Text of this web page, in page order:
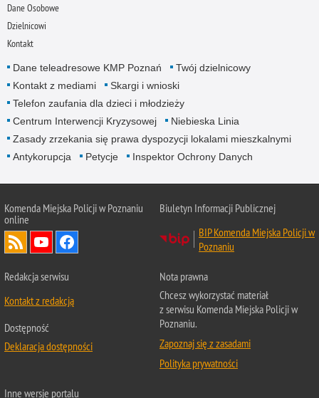
Dane Osobowe
Dzielnicowi
Kontakt
Dane teleadresowe KMP Poznań
Twój dzielnicowy
Kontakt z mediami
Skargi i wnioski
Telefon zaufania dla dzieci i młodzieży
Centrum Interwencji Kryzysowej
Niebieska Linia
Zasady zrzekania się prawa dyspozycji lokalami mieszkalnymi
Antykorupcja
Petycje Inspektor Ochrony Danych
Komenda Miejska Policji w Poznaniu
online
Biuletyn Informacji Publicznej
BIP Komenda Miejska Policji w
Poznaniu
Redakcja serwisu
Kontakt z redakcją
Dostępność
Deklaracja dostępności
Nota prawna
Chcesz wykorzystać materiał
z serwisu Komenda Miejska Policji w
Poznaniu.
Zapoznaj się z zasadami
Polityka prywatności
Inne wersje portalu